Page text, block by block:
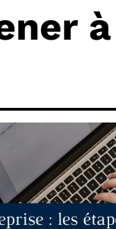
à